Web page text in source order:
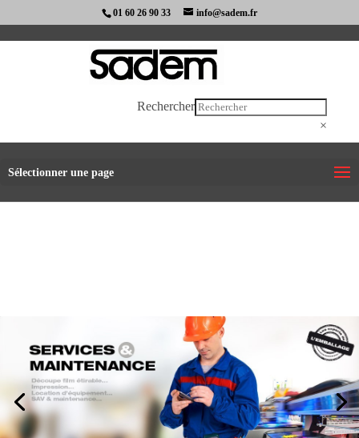
01 60 26 90 33 info@sadem.fr
Rechercher
×
Sélectionner une page